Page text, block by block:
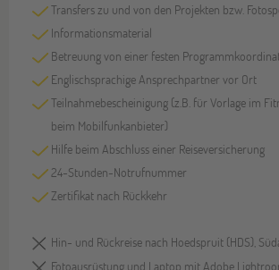
Transfers zu und von den Projekten bzw.
Informationsmaterial
Betreuung von einer festen
Englischsprachige Ansprechpartner vor Ort
Teilnahmebescheinigung (z.B. für Vorlage im
beim Mobilfunkanbieter)
Hilfe beim Abschluss einer Reiseversicherung
24-Stunden-Notrufnummer
Zertifikat nach Rückkehr
Hin- und Rückreise nach Hoedspruit (HDS),
Fotoausrüstung und Laptop mit Adobe